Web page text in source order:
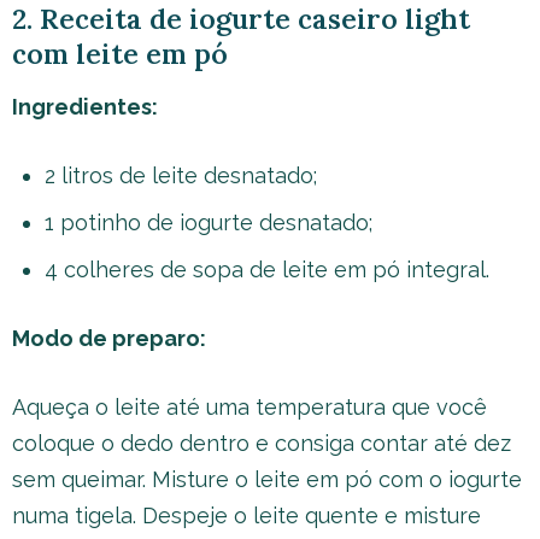
2. Receita de iogurte caseiro light
com leite em pó
Ingredientes:
2 litros de leite desnatado;
1 potinho de iogurte desnatado;
4 colheres de sopa de leite em pó integral.
Modo de preparo:
Aqueça o leite até uma temperatura que você
coloque o dedo dentro e consiga contar até dez
sem queimar. Misture o leite em pó com o iogurte
numa tigela. Despeje o leite quente e misture